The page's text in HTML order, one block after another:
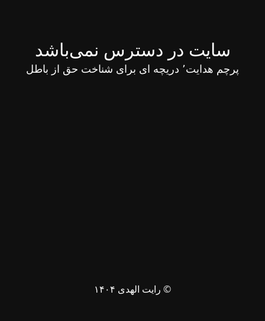
سایت در دسترس نمی‌باشد
پرچم هدایت٬ دریچه ای برای شناخت حق از باطل
© رایت الهدی ۱۴۰۴